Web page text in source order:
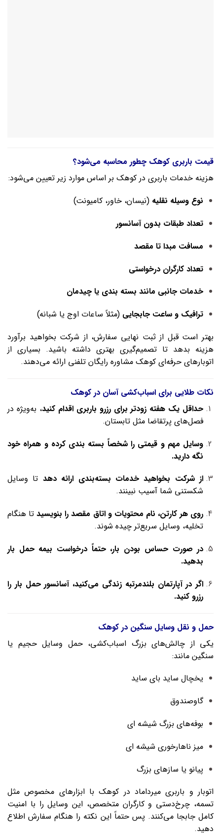
قیمت باربری کوهک چطور محاسبه می‌شود؟
هزینه خدمات باربری در کوهک بر اساس موارد زیر تعیین می‌شود:
نوع وسیله نقلیه (نیسان، خاور، کامیونت)
تعداد طبقات بدون آسانسور
مسافت مبدا تا مقصد
تعداد کارگران درخواستی
خدمات جانبی مانند بسته‌ بندی یا چیدمان
ترافیک و ساعت جابجایی (مثلاً ساعات اوج یا شبانه)
بهتر است قبل از ثبت نهایی سفارش، از شرکت بخواهید برآورد
هزینه بدهد تا تصمیم‌گیری بهتری داشته باشید. بسیاری از
اتوبارهای حرفه‌ای کوهک مشاوره رایگان تلفنی ارائه می‌دهند.
نکات طلایی برای اسباب‌کشی آسان در کوهک
حداقل یک هفته زودتر برای رزرو باربری اقدام کنید، به‌ویژه در
فصل‌های پرتقاضا مثل تابستان.
وسایل مهم و قیمتی را شخصاً بسته‌ بندی کرده و همراه خود
نگه دارید.
از شرکت بخواهید خدمات بسته‌بندی ارائه دهد تا وسایل
شکستنی شما آسیب نبینند.
روی هر کارتن، نام محتویات و اتاق مقصد را بنویسیدتا هنگام
تخلیه، وسایل سریع‌تر چیده شوند.
در صورت حساس بودن بار، حتماً درخواست بیمه حمل بار
بدهید.
اگر در آپارتمان بلند‌مرتبه زندگی می‌کنید، آسانسور حمل بار را
رزرو کنید.
حمل‌ و نقل وسایل سنگین در کوهک
یکی از چالش‌های بزرگ اسباب‌کشی، حمل وسایل حجیم یا
سنگین مانند:
یخچال ساید بای ساید
گاوصندوق
بوفه‌های بزرگ شیشه‌ ای
میز ناهارخوری شیشه‌ ای
پیانو یا سازهای بزرگ
اتوبار و باربری میرداماد در کوهک با ابزارهای مخصوص مثل
تسمه، چرخ‌دستی و کارگران متخصص، این وسایل را با امنیت
کامل جابجا می‌کنند. پس حتماً این نکته را هنگام سفارش اطلاع
دهید.